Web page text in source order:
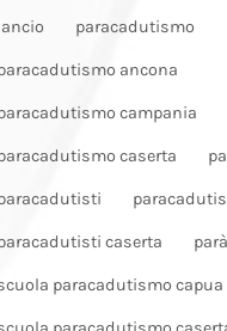
paracadutismo
ancona
campania
caserta
caserta parà
paracadutismo capua